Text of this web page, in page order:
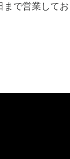
まで営業してお